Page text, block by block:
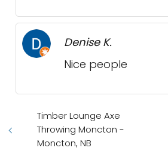
Denise K.
Nice people
Timber Lounge Axe
Throwing Moncton -
Moncton, NB